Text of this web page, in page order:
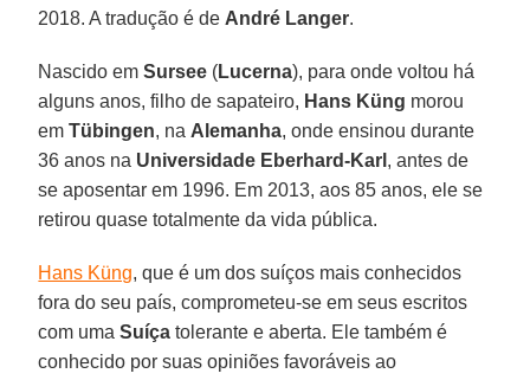
2018. A tradução é de André Langer.
Nascido emSursee (Lucerna), para onde voltou há
alguns anos, filho de sapateiro, Hans Küng morou
emTübingen, na Alemanha, onde ensinou durante
36 anos na Universidade Eberhard-Karl , antes de
se aposentar em 1996. Em 2013, aos 85 anos, ele se
retirou quase totalmente da vida pública.
Hans Küng, que é um dos suíços mais conhecidos
fora do seu país, comprometeu-se em seus escritos
com umaSuíça tolerante e aberta. Ele também é
conhecido por suas opiniões favoráveis ao